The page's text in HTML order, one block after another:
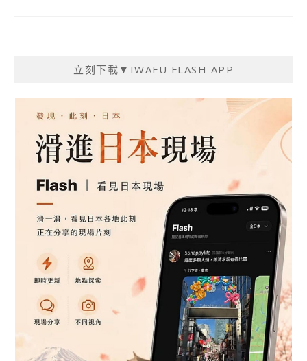
立刻下載▼IWAFU FLASH APP